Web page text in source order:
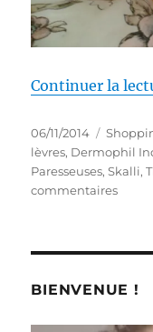
Continuer la
Publié
le
06/11/2014
lèvres, Dermophil
Paresseuses,Skalli,
commentairessur
:
et
BIENVENUE !